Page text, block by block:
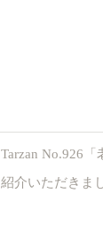
Tarzan No.926
紹介いただきま